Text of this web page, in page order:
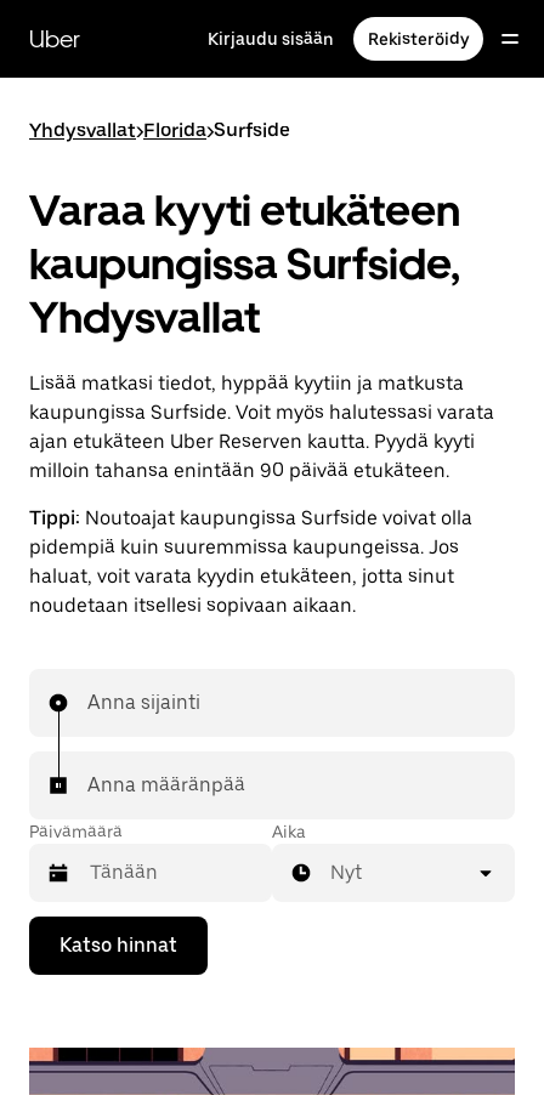
siirry
pääsisältöön
Uber Kirjaudu sisään Rekisteröidy
Yhdysvallat>Florida>Surfside
Varaa kyyti etukäteen
kaupungissa Surfside,
Yhdysvallat
Lisää matkasi tiedot, hyppää kyytiin ja matkusta
kaupungissa Surfside. Voit myös halutessasi varata
ajan etukäteen Uber Reserven kautta. Pyydä kyyti
milloin tahansa enintään 90 päivää etukäteen.
Tippi: Noutoajat kaupungissa Surfside voivat olla
pidempiä kuin suuremmissa kaupungeissa. Jos
haluat, voit varata kyydin etukäteen, jotta sinut
noudetaan itsellesi sopivaan aikaan.
Anna sijainti
Anna määränpää
Päivämäärä
Valitse
päivämäärä
kalenterissa
Sulje
Aika
Nyt
Katso hinnat